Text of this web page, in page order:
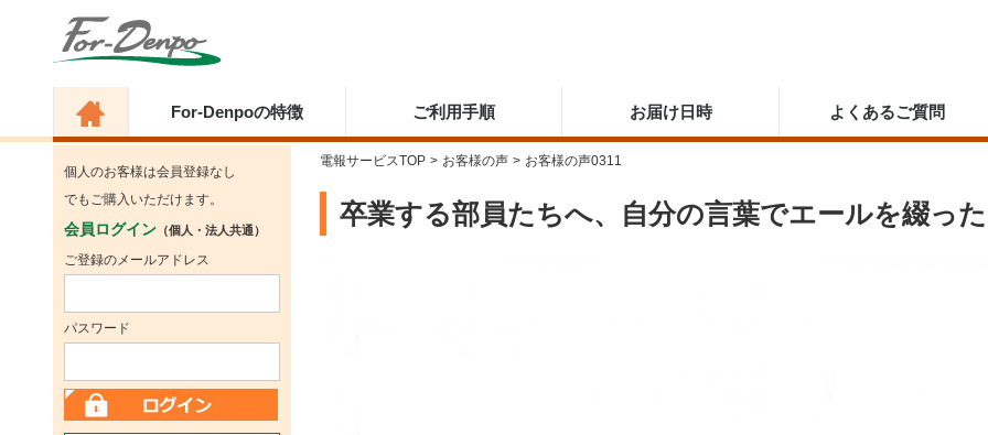
For-Denpoの特徴 ご利用手順 お届け日時 よくあるご質問
個人のお客様は会員登録なし
でもご購入いただけます。
会員ログイン （個人・法人共通）
ご登録のメールアドレス
パスワード
電報サービスTOP > お客様の声 > お客様の声0311
卒業する部員たちへ、自分の言葉でエールを綴った